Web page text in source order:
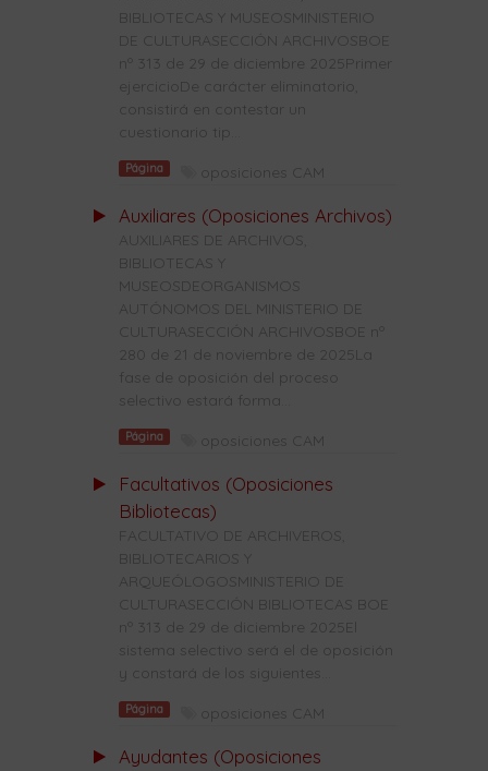
BIBLIOTECAS Y MUSEOSMINISTERIO
DE CULTURASECCIÓN ARCHIVOSBOE
nº 313 de 29 de diciembre 2025Primer
ejercicioDe carácter eliminatorio,
consistirá en contestar un
cuestionario tip...
Página oposiciones CAM
Auxiliares (Oposiciones Archivos)
AUXILIARES DE ARCHIVOS,
BIBLIOTECAS Y
MUSEOSDEORGANISMOS
AUTÓNOMOS DEL MINISTERIO DE
CULTURASECCIÓN ARCHIVOSBOE nº
280 de 21 de noviembre de 2025La
fase de oposición del proceso
selectivo estará forma...
Página oposiciones CAM
Facultativos (Oposiciones
Bibliotecas)
FACULTATIVO DE ARCHIVEROS,
BIBLIOTECARIOS Y
ARQUEÓLOGOSMINISTERIO DE
CULTURASECCIÓN BIBLIOTECAS BOE
nº 313 de 29 de diciembre 2025El
sistema selectivo será el de oposición
y constará de los siguientes...
Página oposiciones CAM
Ayudantes (Oposiciones